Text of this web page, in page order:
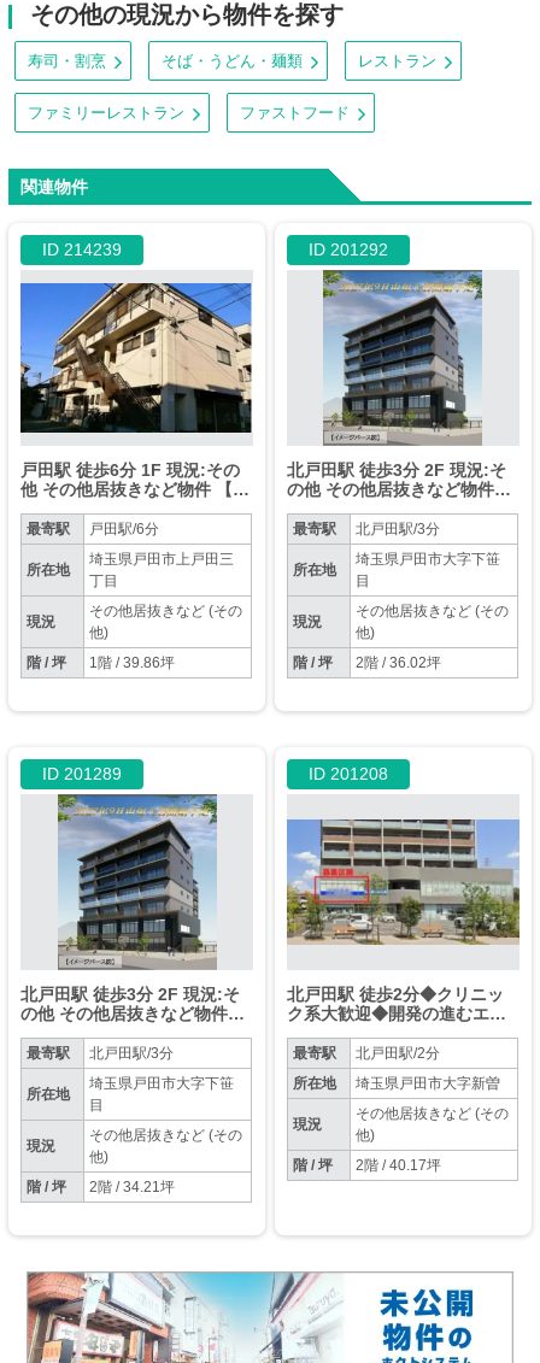
その他の現況から物件を探す
寿司・割烹 そば・うどん・麺類 レストラン
ファミリーレストラン ファストフード
関連物件
ID 214239
戸田駅 徒歩6分 1F 現況:その
他 その他居抜きなど物件 【何
最寄駅 戸田駅/6分
所在地
埼玉県戸田市上戸田三
丁目
現況
その他居抜きなど (その
他)
階 / 坪
1階 / 39.86坪
ID 201292
北戸田駅 徒歩3分 2F 現況:そ
の他 その他居抜きなど物件
最寄駅 北戸田駅/3分
所在地
埼玉県戸田市大字下笹
目
現況
その他居抜きなど (その
他)
階 / 坪
2階 / 36.02坪
ID 201289
北戸田駅 徒歩3分 2F 現況:そ
の他 その他居抜きなど物件
最寄駅 北戸田駅/3分
所在地
埼玉県戸田市大字下笹
目
現況
その他居抜きなど (その
他)
階 / 坪
2階 / 34.21坪
ID 201208
北戸田駅 徒歩2分◆クリニッ
ク系大歓迎◆開発の進むエリ
ト◆業種相談可◆飲食不可◆
最寄駅
北戸田駅/2分
所在地
埼玉県戸田市大字新曽
現況
その他居抜きなど (その
他)
階 / 坪
2階 / 40.17坪